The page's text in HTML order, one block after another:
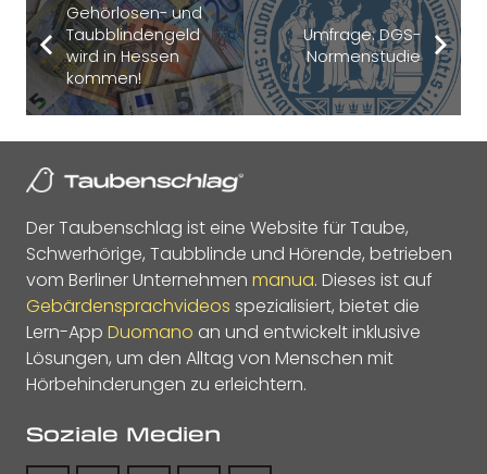
Gehörlosen- und
Taubblindengeld
wird in Hessen
kommen!
Umfrage: DGS-
Normenstudie
Der Taubenschlag ist eine Website für Taube,
Schwerhörige, Taubblinde und Hörende, betrieben
vom Berliner Unternehmen manua. Dieses ist auf
Gebärdensprachvideos spezialisiert, bietet die
Lern-App Duomano an und entwickelt inklusive
Lösungen, um den Alltag von Menschen mit
Hörbehinderungen zu erleichtern.
Soziale Medien